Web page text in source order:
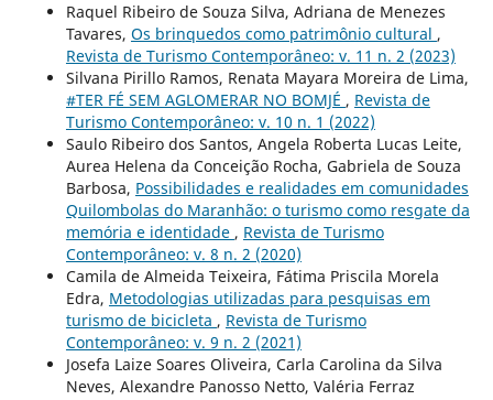
Raquel Ribeiro de Souza Silva, Adriana de Menezes
Tavares, Os brinquedos como patrimônio cultural ,
Revista de Turismo Contemporâneo: v. 11 n. 2 (2023)
Silvana Pirillo Ramos, Renata Mayara Moreira de Lima,
#TER FÉ SEM AGLOMERAR NO BOMJÉ , Revista de
Turismo Contemporâneo: v. 10 n. 1 (2022)
Saulo Ribeiro dos Santos, Angela Roberta Lucas Leite,
Aurea Helena da Conceição Rocha, Gabriela de Souza
Barbosa, Possibilidades e realidades em comunidades
Quilombolas do Maranhão: o turismo como resgate da
memória e identidade , Revista de Turismo
Contemporâneo: v. 8 n. 2 (2020)
Camila de Almeida Teixeira, Fátima Priscila Morela
Edra, Metodologias utilizadas para pesquisas em
turismo de bicicleta , Revista de Turismo
Contemporâneo: v. 9 n. 2 (2021)
Josefa Laize Soares Oliveira, Carla Carolina da Silva
Neves, Alexandre Panosso Netto, Valéria Ferraz